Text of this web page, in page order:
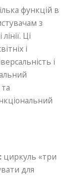
функцій в
з
Ці
і
і
циркуль «три
для